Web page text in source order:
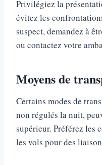
Privilégiez la
évitez les
suspect, demandez à
ou contactez votre
Moyens de
Certains modes de
non régulés la nuit,
supérieur. Préférez les
les vols pour des